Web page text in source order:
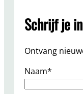
Schrijf je
Ontvang
Naam*